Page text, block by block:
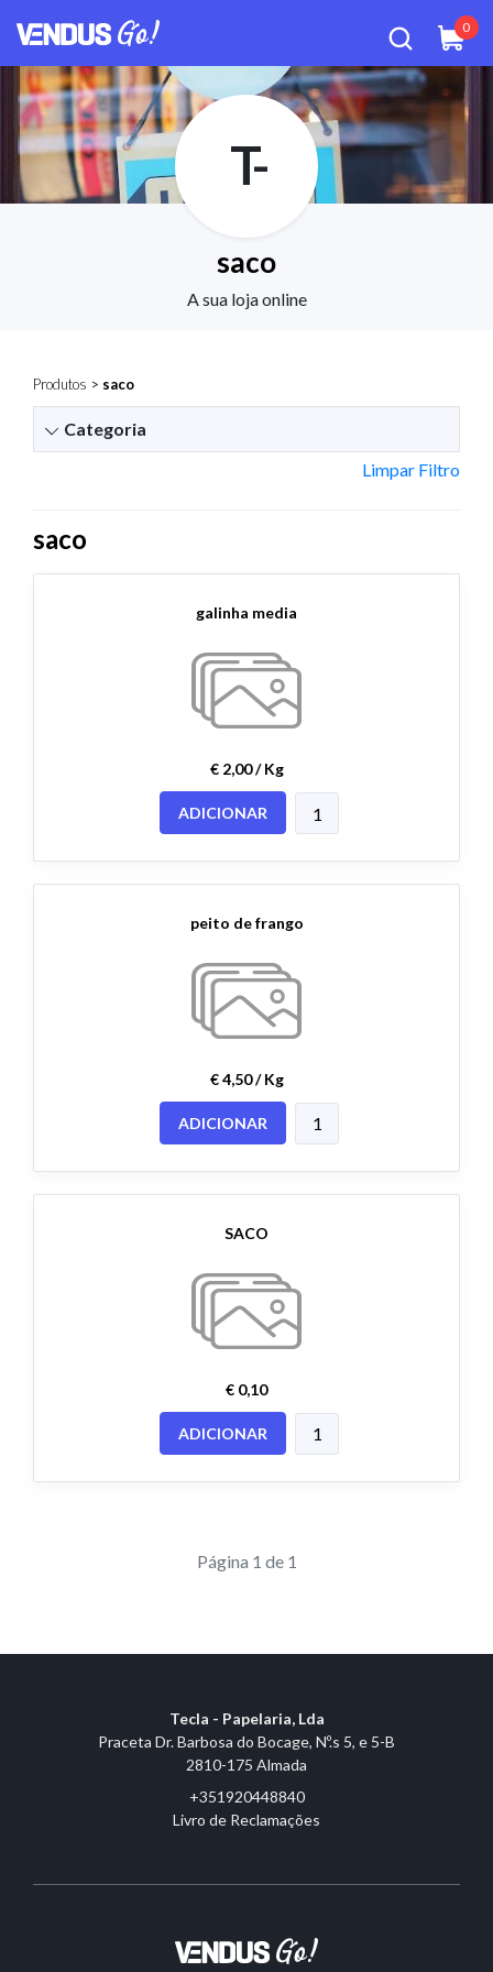
0
T-
saco
A sua loja online
Produtos > saco
Categoria
Limpar Filtro
saco
galinha media
€ 2,00 / Kg
ADICIONAR
peito de frango
€ 4,50 / Kg
ADICIONAR
SACO
€ 0,10
ADICIONAR
Página 1 de 1
Tecla - Papelaria, Lda
Praceta Dr. Barbosa do Bocage, Nº.s 5, e 5-B
2810-175 Almada
+351920448840
Livro de Reclamações